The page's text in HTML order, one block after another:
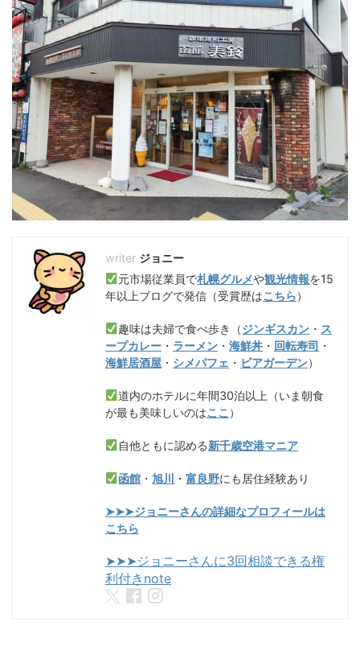
ジョニー
元市場従業員で札幌グルメや観光情報を15
年以上ブログで発信（受賞歴はこちら）
趣味は夫婦で食べ歩き（ジンギスカン ・ ス
ープカレー ・ ラーメン ・ 海鮮丼 ・ 回転寿司 ・
海鮮居酒屋 ・ シメパフェ ・ ビアガーデン）
道内のホテルに年間30泊以上（いま朝食
が最も美味しいのはここ ）
自他ともに認める新千歳空港マニア
函館 ・旭川 ・富良野にも居住経験あり
➤➤➤ジョニーさんの詳細なプロフィールは
こちら
➤➤➤ジョニーさんに3回相談できる権
利付きnote